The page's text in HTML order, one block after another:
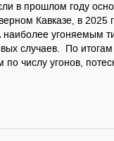
в прошлом году
Кавказе, в 2025
угоняемым
случаев. По
числу угонов,